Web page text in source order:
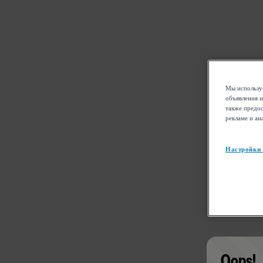
Мы
объявления
также
рекламе и